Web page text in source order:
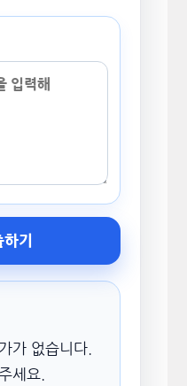
기
가 없습니다.
세요.